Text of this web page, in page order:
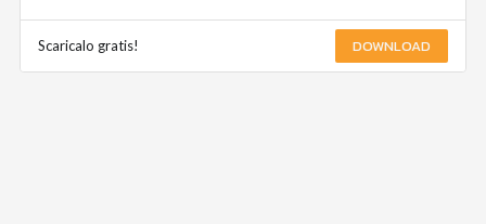
Scaricalo gratis! DOWNLOAD